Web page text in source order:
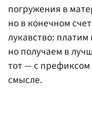
погружения в
но в конечном
лукавство:
но получаем в
тот — с
смысле.